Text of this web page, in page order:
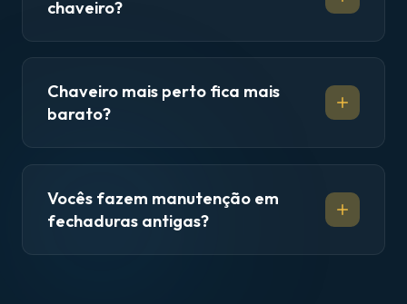
chaveiro?
Chaveiro mais perto fica mais
barato?
Vocês fazem manutenção em
fechaduras antigas?